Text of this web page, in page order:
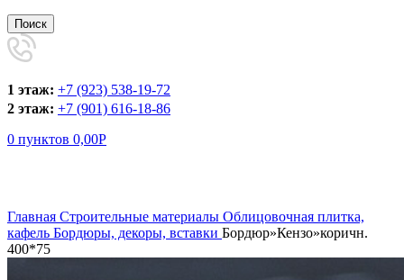
Поиск
1 этаж: +7 (923) 538-19-72
2 этаж: +7 (901) 616-18-86
0 пунктов 0,00Р
Главная Строительные материалы Облицовочная плитка,
кафель Бордюры, декоры, вставки Бордюр»Кензо»коричн.
400*75